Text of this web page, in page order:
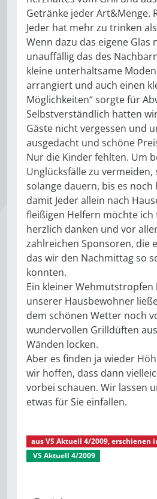
Getränke jeder Art&Menge.
Jeder hat mehr zu trinken
Wenn dazu das eigene Glas
unauffällig das des
kleine unterhaltsame
arrangiert und auch einen
Möglichkeiten“ sorgte für
Selbstverständlich hatten
Gäste nicht vergessen und
ausgedacht und schöne
Nur die Kinder fehlten. Um
Unglücksfälle zu vermeiden,
solange dauern, bis es noch
damit Jeder allein nach
fleißigen Helfern möchte ich
herzlich danken und vor
zahlreichen Sponsoren, die
das wir den Nachmittag so
konnten.
Ein kleiner Wehmutstropfen
unserer Hausbewohner
dem schönen Wetter noch
wundervollen Grilldüften
Wänden locken.
Aber es finden ja wieder
wir hoffen, dass dann
vorbei schauen. Wir lassen
etwas für Sie einfallen.
ausVS Aktuell 4/2009, erschienen
VS Aktuell 4/2009